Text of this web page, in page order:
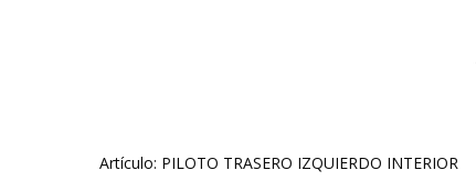
Artículo: PILOTO TRASERO IZQUIERDO INTERIOR